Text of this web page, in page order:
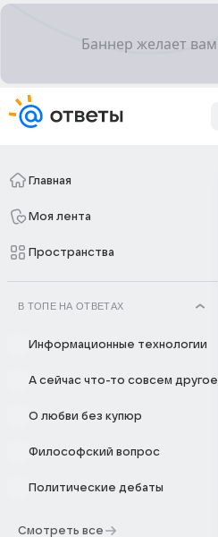
Главная
Моя лента
Пространства
В ТОПЕ НА ОТВЕТАХ
Информационные технологии
А сейчас что-то совсем другое
О любви без купюр
Философский вопрос
Политические дебаты
Смотреть все